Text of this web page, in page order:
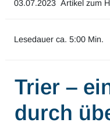
03.07.2023 Artikel zum
Lesedauer ca. 5:00 Min.
Trier –
durch